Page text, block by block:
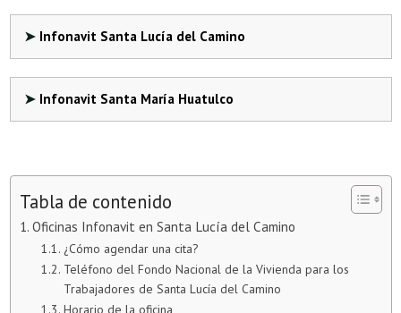
Infonavit Santa Lucía del Camino
Infonavit Santa María Huatulco
Tabla de contenido
Oficinas Infonavit en Santa Lucía del Camino
¿Cómo agendar una cita?
Teléfono del Fondo Nacional de la Vivienda para los
Trabajadores de Santa Lucía del Camino
Horario de la oficina